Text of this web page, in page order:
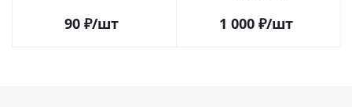
90 ₽/шт 1 000₽/шт